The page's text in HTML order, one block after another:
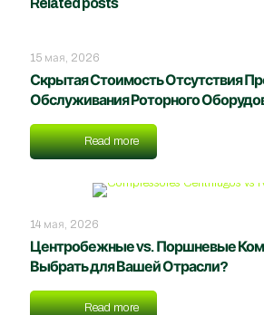
Related posts
15 мая, 2026
Скрытая Стоимость Отсутствия
Обслуживания Роторного
Read more
14 мая, 2026
Центробежные vs. Поршневые
Выбрать для Вашей Отрасли?
Read more